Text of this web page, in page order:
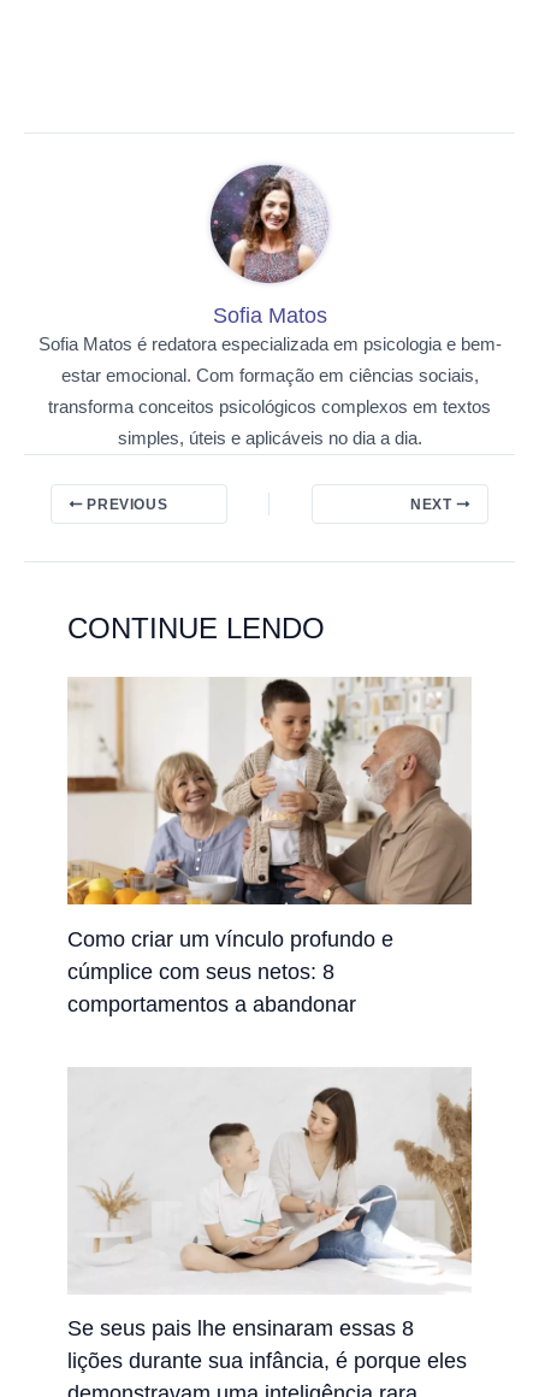
Sofia Matos
Sofia Matos é redatora especializada em psicologia e bem-
estar emocional. Com formação em ciências sociais,
transforma conceitos psicológicos complexos em textos
simples, úteis e aplicáveis no dia a dia.
PREVIOUS NEXT
CONTINUE LENDO
Como criar um vínculo profundo e
cúmplice com seus netos: 8
comportamentos a abandonar
Se seus pais lhe ensinaram essas 8
lições durante sua infância, é porque eles